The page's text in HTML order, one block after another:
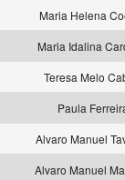
Maria Helena
Maria Idalina
Teresa Melo
Paula
Alvaro Manuel
Alvaro Manuel